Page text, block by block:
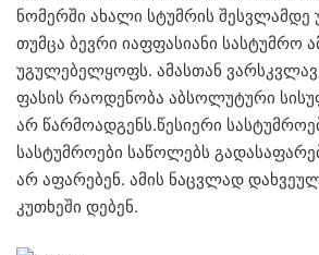
ნომერში ახალი სტუმრის შესვლამდე
თუმცა ბევრი იაფფასიანი სასტუმრო
უგულებელყოფს. ამასთან
ფასის რაოდენობა აბსოლუტური
არ წარმოადგენს.წესიერი
სასტუმროები საწოლებს
არ აფარებენ. ამის ნაცვლად
კუთხეში დებენ.